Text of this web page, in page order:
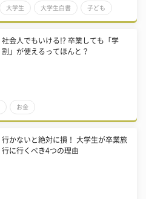
大学生 大学生白書 子ども
社会人でもいける!? 卒業しても「学
割」が使えるってほんと？
お金
行かないと絶対に損！ 大学生が卒業旅
行に行くべき4つの理由